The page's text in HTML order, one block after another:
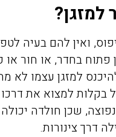
למזגן?
ואין להם בעיה
פתוח בחדר, או חור
למזגן עצמו לא
בקלות למצוא את
שכן חולדה
דרך צינורות.